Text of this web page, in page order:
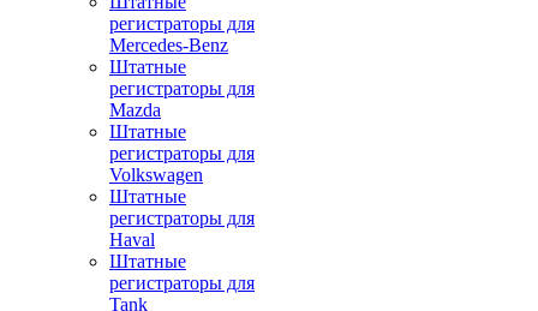
регистраторы для
Mercedes-Benz
Штатные
регистраторы для
Mazda
Штатные
регистраторы для
Volkswagen
Штатные
регистраторы для
Haval
Штатные
регистраторы для
Tank